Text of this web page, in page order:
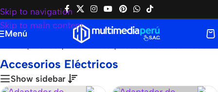
Skip to navigation
Skip to main content
Menú
Home | Tienda | Electrónica |Accesorios Eléctricos
Accesorios Eléctricos
Show sidebar